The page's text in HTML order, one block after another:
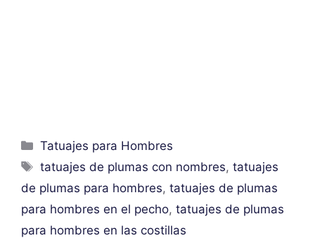
Categorías
Tatuajes para Hombres
Etiquetas
tatuajes de plumas con nombres,tatuajes
de plumas para hombres, tatuajes de plumas
para hombres en el pecho, tatuajes de plumas
para hombres en las costillas